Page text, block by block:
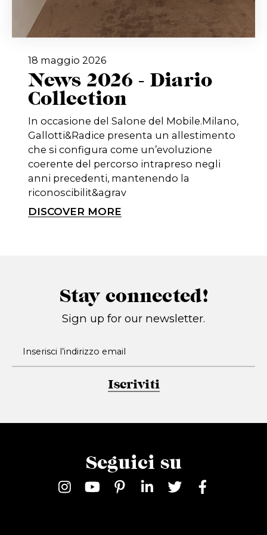
18 maggio 2026
News 2026 - Diario
Collection
In occasione del Salone del Mobile.Milano,
Gallotti&Radice presenta un allestimento
che si configura come un’evoluzione
coerente del percorso intrapreso negli
anni precedenti, mantenendo la
riconoscibilit&agrav
DISCOVER MORE
Stay connected!
Sign up for our newsletter.
Iscriviti
Seguici su